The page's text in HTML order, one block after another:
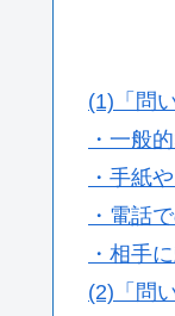
(1)「問
・一般
・手紙
・電話
・相手
(2)「問